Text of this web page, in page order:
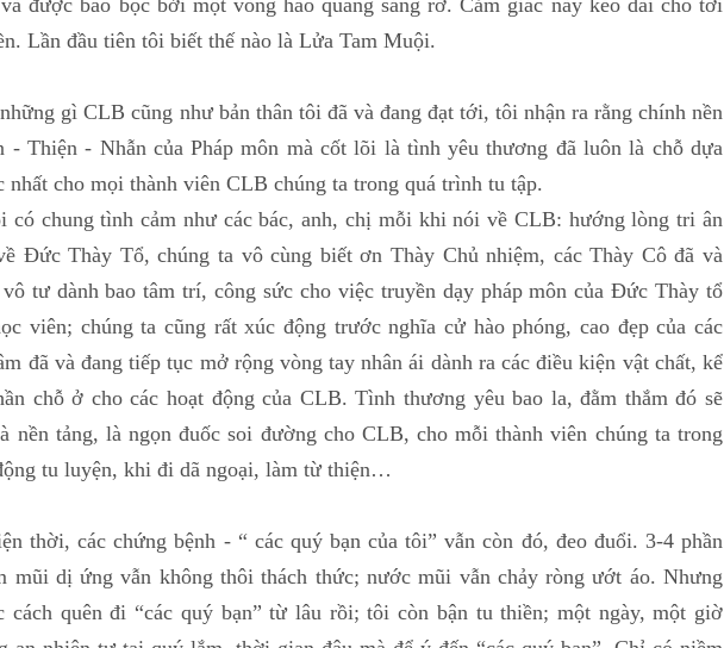
được bao bọc bởi một vòng hào quang sáng rỡ. Cảm giác này kéo dài cho tới
Lần đầu tiên tôi biết thế nào là Lửa Tam Muội.
gì CLB cũng như bản thân tôi đã và đang đạt tới, tôi nhận ra rằng chính nền
- Thiện - Nhẫn của Pháp môn mà cốt lõi là tình yêu thương đã luôn là chỗ dựa
nhất cho mọi thành viên CLB chúng ta trong quá trình tu tập.
tình cảm như các bác, anh, chị mỗi khi nói về CLB: hướng lòng tri ân
Đức Thày Tổ, chúng ta vô cùng biết ơn Thày Chủ nhiệm, các Thày Cô đã và
vô tư dành bao tâm trí, công sức cho việc truyền dạy pháp môn của Đức Thày tổ
viên; chúng ta cũng rất xúc động trước nghĩa cử hào phóng, cao đẹp của các
đã và đang tiếp tục mở rộng vòng tay nhân ái dành ra các điều kiện vật chất, kể
chỗ ở cho các hoạt động của CLB. Tình thương yêu bao la, đằm thắm đó sẽ
nền tảng, là ngọn đuốc soi đường cho CLB, cho mỗi thành viên chúng ta trong
tu luyện, khi đi dã ngoại, làm từ thiện…
các chứng bệnh - “ các quý bạn của tôi” vẫn còn đó, đeo đuổi. 3-4 phần
mũi dị ứng vẫn không thôi thách thức; nước mũi vẫn chảy ròng ướt áo. Nhưng
cách quên đi “các quý bạn” từ lâu rồi; tôi còn bận tu thiền; một ngày, một giờ